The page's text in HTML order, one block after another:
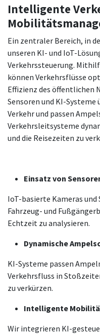
Intelligente
Ein zentraler Bereich, in
unseren KI- und IoT-
Verkehrssteuerung.
können Verkehrsflüsse
Effizienz des öffentlichen
Sensoren und KI-
Verkehr und passen
Verkehrsleitsysteme
und die Reisezeiten zu
Einsatz von
IoT-basierte Kameras und
Fahrzeug- und
Echtzeit zu analysieren.
Dynamische
KI-Systeme passen
Verkehrsfluss in
zu verkürzen.
Intelligente
Wir integrieren KI-